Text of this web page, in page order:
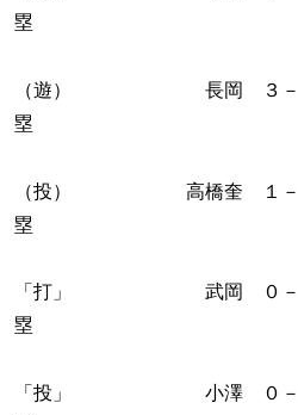
塁
（遊） 長岡 ３－１
塁
（投） 高橋奎 １－
塁
「打」 武岡 ０－０
塁
「投」 小澤 ０－０